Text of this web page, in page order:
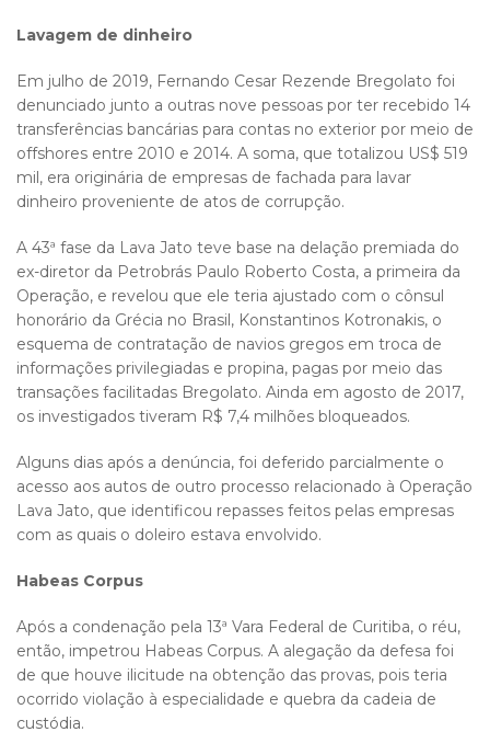
Lavagem de dinheiro
Em julho de 2019, Fernando Cesar Rezende Bregolato foi
denunciado junto a outras nove pessoas por ter recebido 14
transferências bancárias para contas no exterior por meio de
offshores entre 2010 e 2014. A soma, que totalizou US$ 519
mil, era originária de empresas de fachada para lavar
dinheiro proveniente de atos de corrupção.
A 43ª fase da Lava Jato teve base na delação premiada do
ex-diretor da Petrobrás Paulo Roberto Costa, a primeira da
Operação, e revelou que ele teria ajustado com o cônsul
honorário da Grécia no Brasil, Konstantinos Kotronakis, o
esquema de contratação de navios gregos em troca de
informações privilegiadas e propina, pagas por meio das
transações facilitadas Bregolato. Ainda em agosto de 2017,
os investigados tiveram R$ 7,4 milhões bloqueados.
Alguns dias após a denúncia, foi deferido parcialmente o
acesso aos autos de outro processo relacionado à Operação
Lava Jato, que identificou repasses feitos pelas empresas
com as quais o doleiro estava envolvido.
Habeas Corpus
Após a condenação pela 13ª Vara Federal de Curitiba, o réu,
então, impetrou Habeas Corpus. A alegação da defesa foi
de que houve ilicitude na obtenção das provas, pois teria
ocorrido violação à especialidade e quebra da cadeia de
custódia.